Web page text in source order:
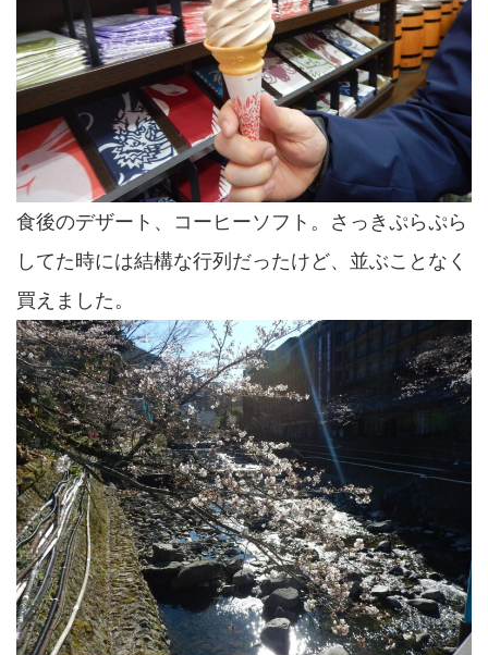
食後のデザート、コーヒーソフト。さっきぷらぷら
してた時には結構な行列だったけど、並ぶことなく
買えました。